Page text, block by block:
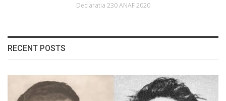
Declaratia 230 ANAF 2020
RECENT POSTS